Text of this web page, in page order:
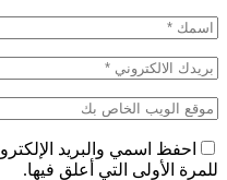
احفظ اسمي والبريد
للمرة الأولى التي أعلق فيها.